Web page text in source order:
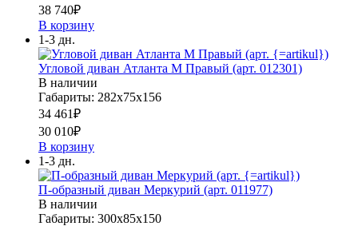
38 740₽
В корзину
1-3 дн.
Угловой диван Атланта М Правый (арт. 012301)
В наличии
Габариты: 282х75х156
34 461₽
30 010₽
В корзину
1-3 дн.
П-образный диван Меркурий (арт. 011977)
В наличии
Габариты: 300х85х150